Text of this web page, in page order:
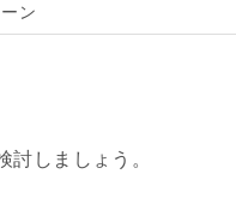
ン
討しましょう。